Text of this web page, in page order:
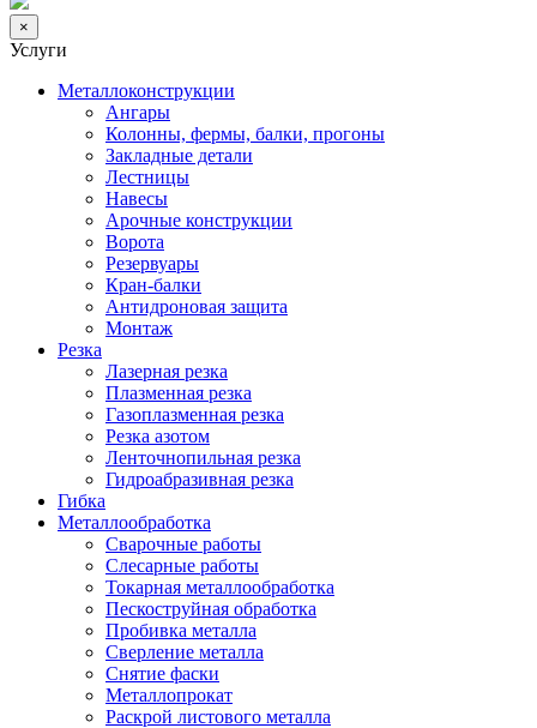
×
Услуги
Металлоконструкции
Ангары
Колонны, фермы, балки, прогоны
Закладные детали
Лестницы
Навесы
Арочные конструкции
Ворота
Резервуары
Кран-балки
Антидроновая защита
Монтаж
Резка
Лазерная резка
Плазменная резка
Газоплазменная резка
Резка азотом
Ленточнопильная резка
Гидроабразивная резка
Гибка
Металлообработка
Сварочные работы
Слесарные работы
Токарная металлообработка
Пескоструйная обработка
Пробивка металла
Сверление металла
Снятие фаски
Металлопрокат
Раскрой листового металла